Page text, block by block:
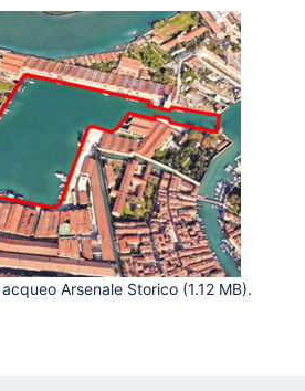
Arsenale Storico (1.12 MB).